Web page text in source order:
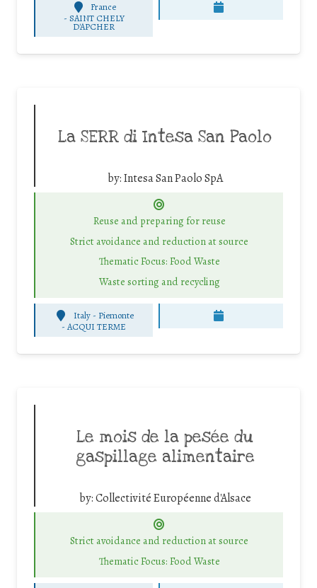
France
- SAINT CHELY
D'APCHER
La SERR di Intesa San Paolo
by:Intesa San Paolo SpA
Reuse and preparing for reuse
Strict avoidance and reduction at source
Thematic Focus: Food Waste
Waste sorting and recycling
Italy - Piemonte
-ACQUI TERME
Le mois de la pesée du
gaspillage alimentaire
by:Collectivité Européenne d'Alsace
Strict avoidance and reduction at source
Thematic Focus: Food Waste